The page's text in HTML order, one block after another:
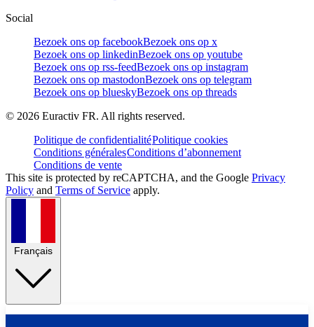
Social
Bezoek ons op facebookBezoek ons op x
Bezoek ons op linkedinBezoek ons op youtube
Bezoek ons op rss-feedBezoek ons op instagram
Bezoek ons op mastodonBezoek ons op telegram
Bezoek ons op blueskyBezoek ons op threads
© 2026 Euractiv FR. All rights reserved.
Politique de confidentialitéPolitique cookies
Conditions généralesConditions d’abonnement
Conditions de vente
This site is protected by reCAPTCHA, and the Google Privacy
Policy and Terms of Service apply.
Français